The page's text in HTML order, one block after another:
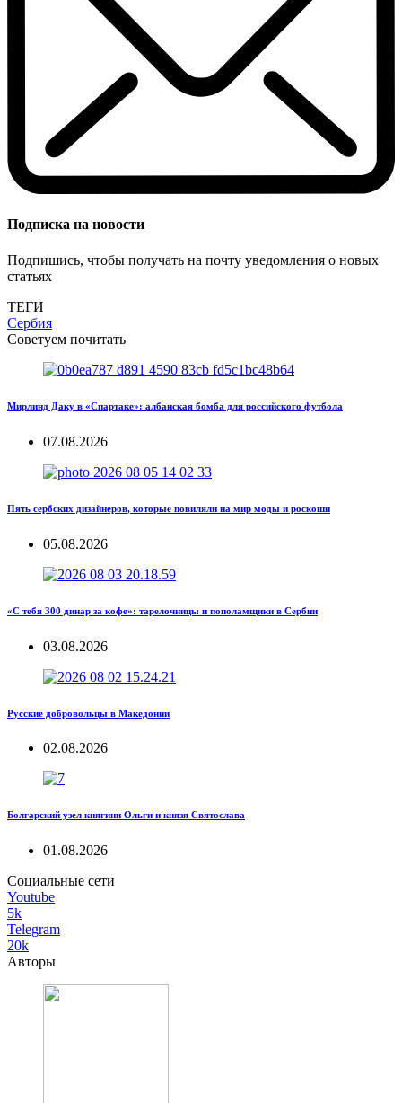
Подписка на новости
Подпишись, чтобы получать на почту уведомления о новых
статьях
ТЕГИ
Сербия
Советуем почитать
Мирлинд Даку в «Спартаке»: албанская бомба для российского футбола
07.08.2026
Пять сербских дизайнеров, которые повиляли на мир моды и роскоши
05.08.2026
«С тебя 300 динар за кофе»: тарелочницы и пополамщики в Сербии
03.08.2026
Русские добровольцы в Македонии
02.08.2026
Болгарский узел княгини Ольги и князя Святослава
01.08.2026
Социальные сети
Youtube
5k
Telegram
20k
Авторы